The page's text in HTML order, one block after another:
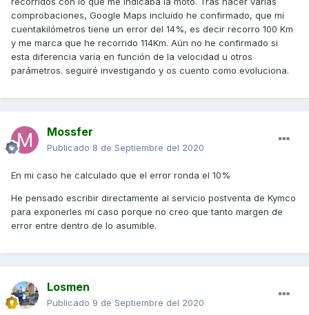
comprobaciones, Google Maps incluído he confirmado, que mi
cuentakilómetros tiene un error del 14%, es decir recorro 100 Km
y me marca que he recorrido 114Km. Aún no he confirmado si
esta diferencia varía en función de la velocidad u otros
parámetros. seguiré investigando y os cuento como evoluciona.
Mossfer
Publicado 8 de Septiembre del 2020
En mi caso he calculado que el error ronda el 10%
He pensado escribir directamente al servicio postventa de Kymco
para exponerles mi caso porque no creo que tanto margen de
error entre dentro de lo asumible.
Losmen
Publicado 9 de Septiembre del 2020